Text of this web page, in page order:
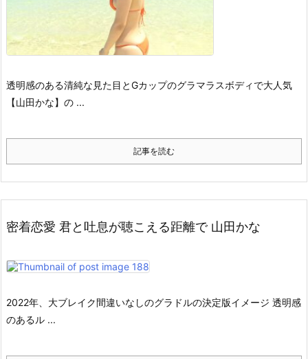
透明感のある清純な見た目とGカップのグラマラスボディで大人気
【山田かな】の ...
記事を読む
密着恋愛 君と吐息が聴こえる距離で 山田かな
2022年、大ブレイク間違いなしのグラドルの決定版イメージ 透明感
のあるル ...